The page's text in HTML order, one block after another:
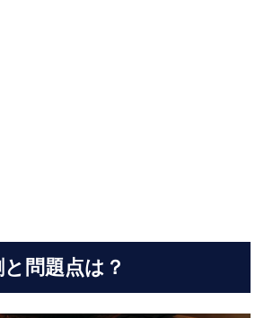
問題点は？